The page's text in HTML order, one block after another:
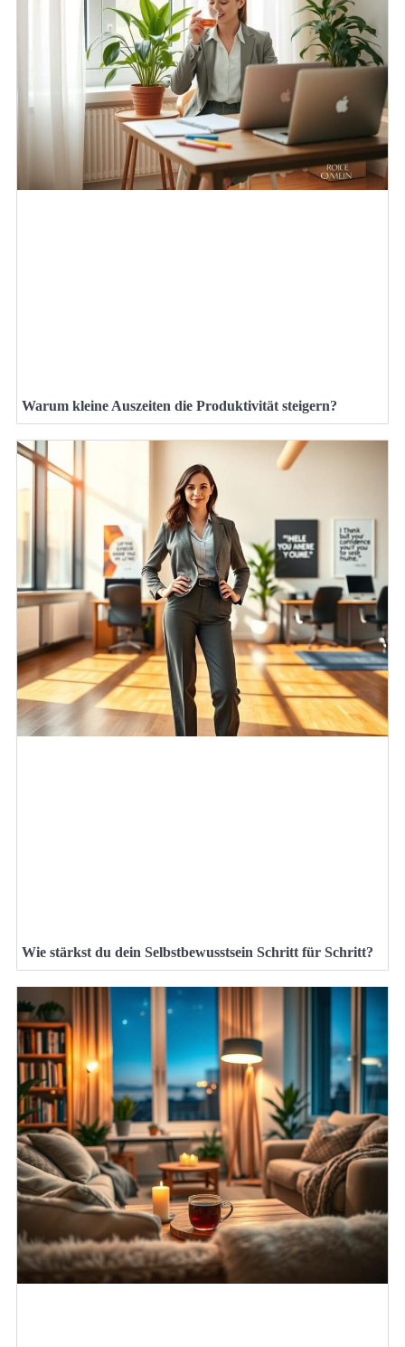
Warum kleine Auszeiten die Produktivität steigern?
Wie stärkst du dein Selbstbewusstsein Schritt für Schritt?